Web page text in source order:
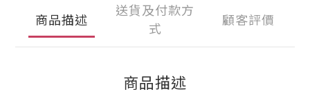
商品描述
送貨及付款方
式
顧客評價
商品描述